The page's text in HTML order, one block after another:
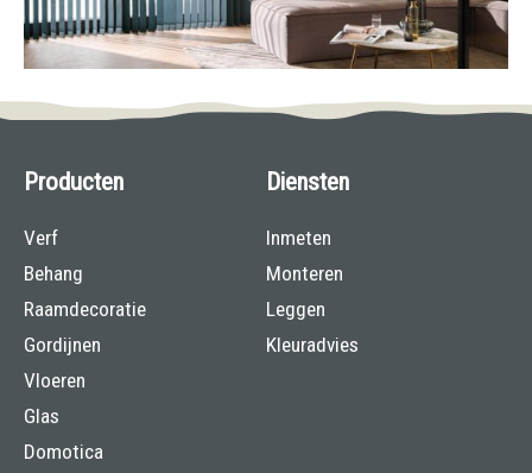
Producten
Verf
Behang
Raamdecoratie
Gordijnen
Vloeren
Glas
Domotica
Diensten
Inmeten
Monteren
Leggen
Kleuradvies